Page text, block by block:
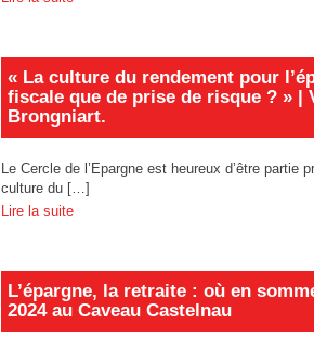
« La culture du rendement pour
fiscale que de prise de risque ? » |
Brongniart.
Le Cercle de l’Epargne est heureux d’être
culture du […]
Lire la suite
L’épargne, la retraite : où en
2024 au Caveau Castelnau